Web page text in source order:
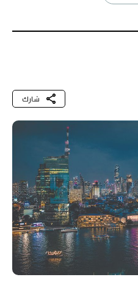
شارك